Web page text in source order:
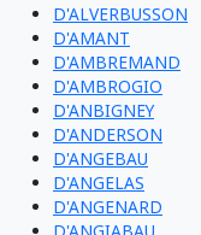
D'ALVERBUSSON
D'AMANT
D'AMBREMAND
D'AMBROGIO
D'ANBIGNEY
D'ANDERSON
D'ANGEBAU
D'ANGELAS
D'ANGENARD